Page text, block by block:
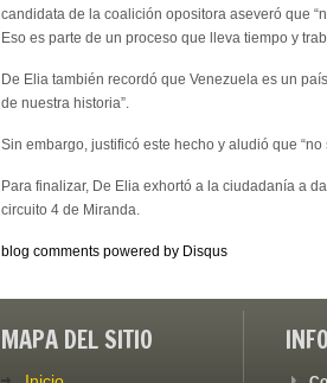
candidata de la coalición opositora aseveró que
Eso es parte de un proceso que lleva tiempo y
De Elia también recordó que Venezuela es un
de nuestra historia”.
Sin embargo, justificó este hecho y aludió que
Para finalizar, De Elia exhortó a la ciudadanía a
circuito 4 de Miranda.
blog comments powered by Disqus
MAPA DEL SITIO